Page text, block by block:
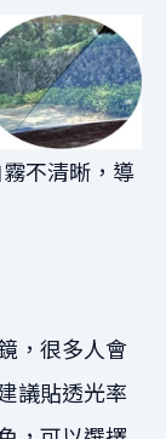
不清晰，導
，很多人會
議貼透光率